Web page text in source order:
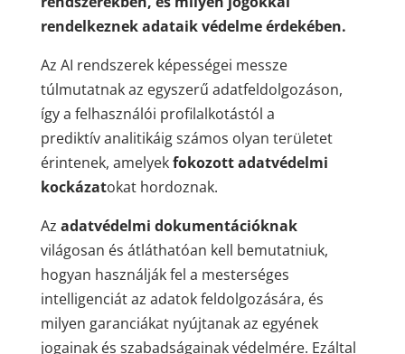
rendelkeznek adataik védelme érdekében.
Az AI rendszerek képességei messze
túlmutatnak az egyszerű adatfeldolgozáson,
így a felhasználói profilalkotástól a
prediktív analitikáig számos olyan területet
érintenek, amelyekfokozott adatvédelmi
kockázatokat hordoznak.
Az adatvédelmi dokumentációknak
világosan és átláthatóan kell bemutatniuk,
hogyan használják fel a mesterséges
intelligenciát az adatok feldolgozására, és
milyen garanciákat nyújtanak az egyének
jogainak és szabadságainak védelmére. Ezáltal